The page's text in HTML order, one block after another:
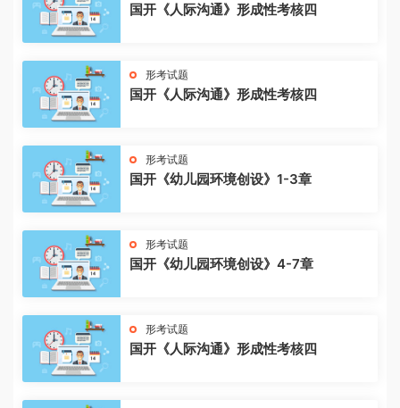
国开《人际沟通》形成性考核四
形考试题
国开《人际沟通》形成性考核四
形考试题
国开《幼儿园环境创设》1-3章
形考试题
国开《幼儿园环境创设》4-7章
形考试题
国开《人际沟通》形成性考核四